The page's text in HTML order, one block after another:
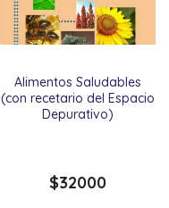
Alimentos Saludables
(con recetario del Espacio
Depurativo)
$32000